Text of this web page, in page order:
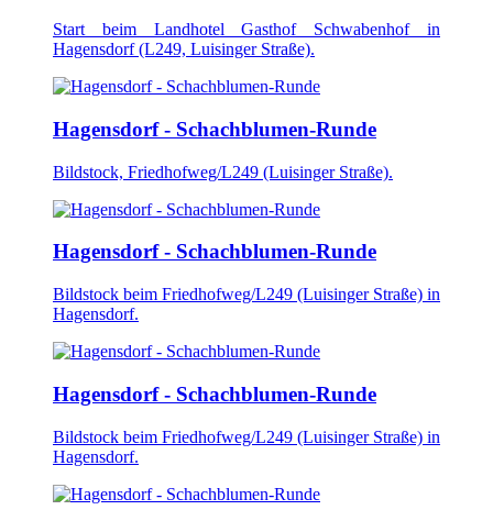
Start beim Landhotel Gasthof Schwabenhof in
Hagensdorf (L249, Luisinger Straße).
Hagensdorf - Schachblumen-Runde
Bildstock, Friedhofweg/L249 (Luisinger Straße).
Hagensdorf - Schachblumen-Runde
Bildstock beim Friedhofweg/L249 (Luisinger Straße) in
Hagensdorf.
Hagensdorf - Schachblumen-Runde
Bildstock beim Friedhofweg/L249 (Luisinger Straße) in
Hagensdorf.